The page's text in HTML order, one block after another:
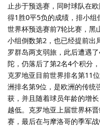
止步于预选赛，同时球队在
得1胜0平5负的成绩，排小
世界杯预选赛前7轮比赛，黑
小组倒数第2，也已经提前出
罗群岛两支弱旅，此后遭遇
陀，仍落后了第2名4个积分
克罗地亚目前世界排名第11
洲排名第9位，是欧洲的传统
获，并且随着球员年龄的增
越低。克罗地亚上届世界杯
赛，最后在与摩洛哥的季军